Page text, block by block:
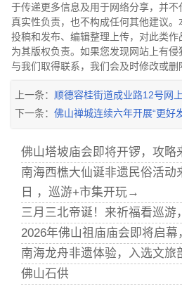
于传递更多信息及用于网络分享，并
真实性负责，也不构成任何其他建议
投稿和发布、编辑整理上传，对此类
为其版权负责。如果您发现网站上有
与我们取得联系，我们会及时修改或删
上一条： 顺德容桂街道成业路12号网
下一条： 佛山禅城连续六年开展“更好
佛山塔坡庙会即将开锣，攻略
南海西樵大仙诞非遗民俗活动
日 ，巡游+市集开玩→
三月三北帝诞！来祈福看巡
2026年佛山祖庙庙会即将启
南海龙舟非遗体验，入选文旅
佛山石供